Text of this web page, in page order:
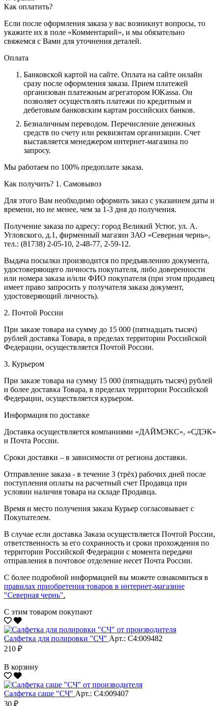
Как оплатить?
Если после оформления заказа у вас возникнут вопросы, то
укажите их в поле «Комментарий», и мы обязательно
свяжемся с Вами для уточнения деталей.
Оплата
Банковской картой на сайте. Оплата на сайте онлайн
сразу после оформления заказа. Прием платежей
организован платежным агрегатором ЮKassa. Он
позволяет осуществлять платежи по кредитным и
дебетовым банковским картам российских банков.
Безналичным переводом. Перечисление денежных
средств по счету или реквизитам организации. Счет
выставляется менеджером интернет-магазина по
запросу.
Мы работаем по 100% предоплате заказа.
Как получить? 1. Самовывоз
Для этого Вам необходимо оформить заказ с указанием даты и
времени, но не менее, чем за 1-3 дня до получения.
Получение заказа по адресу: город Великий Устюг, ул. А.
Угловского, д.1, фирменный магазин ЗАО «Северная чернь»,
тел.: (81738) 2-05-10, 2-48-77, 2-59-12.
Выдача посылки производится по предъявлению документа,
удостоверяющего личность покупателя, либо доверенности
или номера заказа и/или ФИО покупателя (при этом продавец
имеет право запросить у получателя заказа документ,
удостоверяющий личность).
2. Почтой России
При заказе товара на сумму до 15 000 (пятнадцать тысяч)
рублей доставка Товара, в пределах территории Российской
Федерации, осуществляется Почтой России.
3. Курьером
При заказе товара на сумму 15 000 (пятнадцать тысяч) рублей
и более доставка Товара, в пределах территории Российской
Федерации, осуществляется курьером.
Информация по доставке
Доставка осуществляется компаниями «ДАЙМЭКС», «СДЭК»
и Почта России.
Сроки доставки – в зависимости от региона доставки.
Отправление заказа - в течение 3 (трёх) рабочих дней после
поступления оплаты на расчетный счет Продавца при
условии наличия товара на складе Продавца.
Время и место получения заказа Курьер согласовывает с
Покупателем.
В случае если доставка Заказа осуществляется Почтой России,
ответственность за его сохранность и сроки прохождения по
территории Российской Федерации с момента передачи
отправления в почтовое отделение несет Почта России.
С более подробной информацией вы можете ознакомиться в
правилах приобретения товаров в интернет-магазине
"Северная чернь".
С этим товаром покупают
Салфетка для полировки "CЧ" Арт.: С4:009482
210 ₽
В корзину
Салфетка саше "CЧ" Арт.: С4:009407
30 ₽